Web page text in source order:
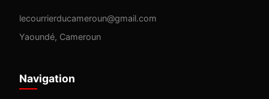
lecourrierducameroun@gmail.com
Yaoundé, Cameroun
Navigation